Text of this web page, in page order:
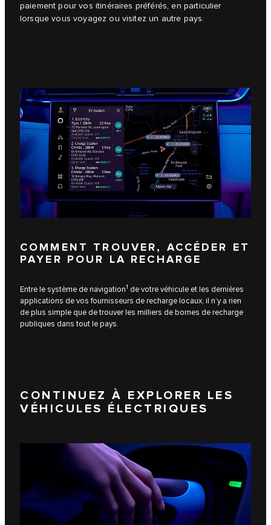
paiement pour vos itinéraires préférés, en particulier
lorsque vous voyagez ou visitez un autre pays.
COMMENT TROUVER, ACCÉDER ET
PAYER POUR LA RECHARGE
Entre le système de navigation1 de votre véhicule et les dernières
applications de vos fournisseurs de recharge locaux, il n’y a rien
de plus simple que de trouver les milliers de bornes de recharge
publiques dans tout le pays.
CONTINUEZ À EXPLORER LES
VÉHICULES ÉLECTRIQUES